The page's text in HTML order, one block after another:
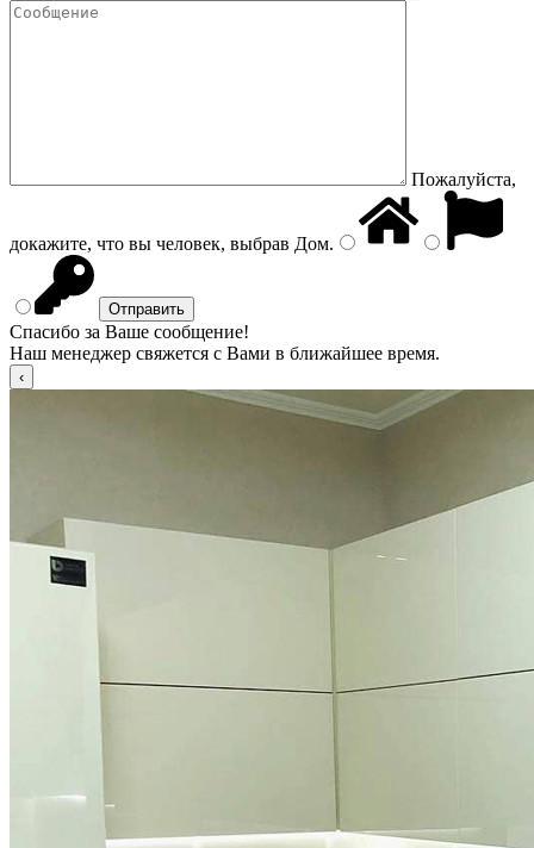
Пожалуйста,
докажите, что вы человек, выбрав Дом.
Спасибо за Ваше сообщение!
Наш менеджер свяжется с Вами в ближайшее время.